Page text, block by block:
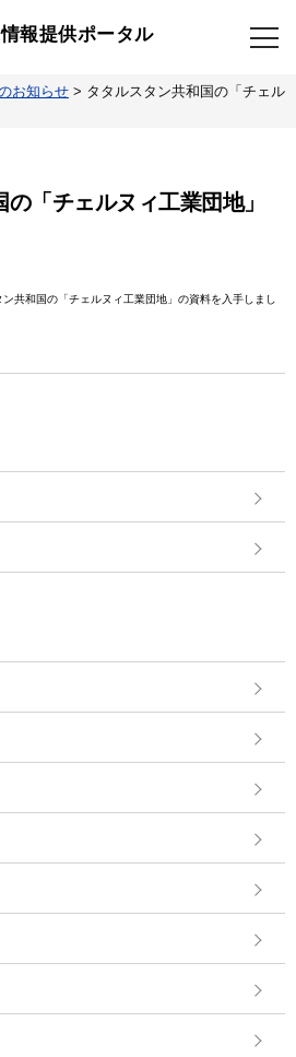
報提供ポータル
お知らせ > タタルスタン共和国の「チェル
「チェルヌィ工業団地」
共和国の「チェルヌィ工業団地」の資料を入手しまし